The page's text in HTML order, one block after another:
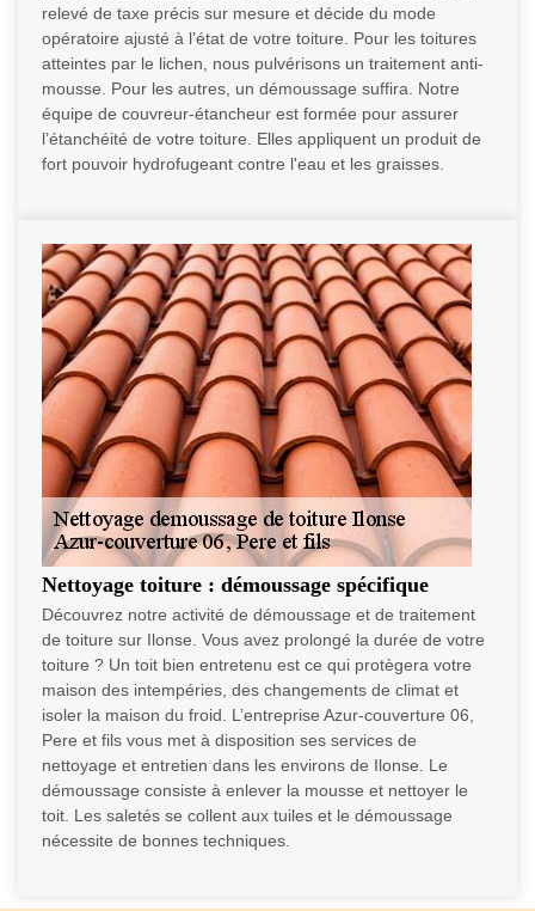
relevé de taxe précis sur mesure et décide du mode
opératoire ajusté à l’état de votre toiture. Pour les toitures
atteintes par le lichen, nous pulvérisons un traitement anti-
mousse. Pour les autres, un démoussage suffira. Notre
équipe de couvreur-étancheur est formée pour assurer
l’étanchéité de votre toiture. Elles appliquent un produit de
fort pouvoir hydrofugeant contre l'eau et les graisses.
Nettoyage toiture : démoussage spécifique
Découvrez notre activité de démoussage et de traitement
de toiture sur Ilonse. Vous avez prolongé la durée de votre
toiture ? Un toit bien entretenu est ce qui protègera votre
maison des intempéries, des changements de climat et
isoler la maison du froid. L’entreprise Azur-couverture 06,
Pere et fils vous met à disposition ses services de
nettoyage et entretien dans les environs de Ilonse. Le
démoussage consiste à enlever la mousse et nettoyer le
toit. Les saletés se collent aux tuiles et le démoussage
nécessite de bonnes techniques.